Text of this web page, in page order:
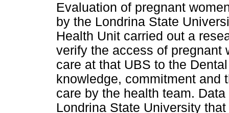
Evaluation of pregnant
by the Londrina State
Health Unit carried out a
verify the access of pregnant
care at that UBS to the
knowledge, commitment and
care by the health team.
Londrina State University